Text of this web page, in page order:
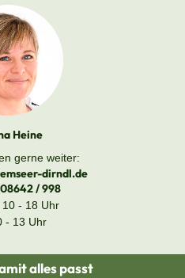
Heine
gerne weiter:
dirndl.de
08642 / 998
10 - 18 Uhr
- 13 Uhr
alles passt